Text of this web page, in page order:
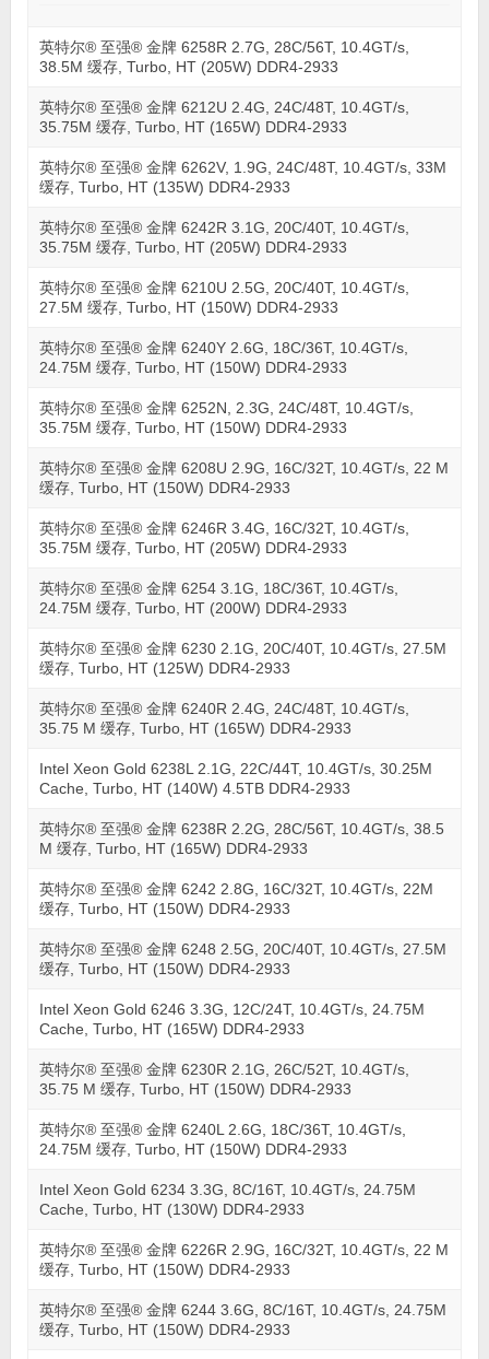
英特尔® 至强® 金牌 6258R 2.7G, 28C/56T, 10.4GT/s,
38.5M 缓存, Turbo, HT (205W) DDR4-2933
英特尔® 至强® 金牌 6212U 2.4G, 24C/48T, 10.4GT/s,
35.75M 缓存, Turbo, HT (165W) DDR4-2933
英特尔® 至强® 金牌 6262V, 1.9G, 24C/48T, 10.4GT/s, 33M
缓存, Turbo, HT (135W) DDR4-2933
英特尔® 至强® 金牌 6242R 3.1G, 20C/40T, 10.4GT/s,
35.75M 缓存, Turbo, HT (205W) DDR4-2933
英特尔® 至强® 金牌 6210U 2.5G, 20C/40T, 10.4GT/s,
27.5M 缓存, Turbo, HT (150W) DDR4-2933
英特尔® 至强® 金牌 6240Y 2.6G, 18C/36T, 10.4GT/s,
24.75M 缓存, Turbo, HT (150W) DDR4-2933
英特尔® 至强® 金牌 6252N, 2.3G, 24C/48T, 10.4GT/s,
35.75M 缓存, Turbo, HT (150W) DDR4-2933
英特尔® 至强® 金牌 6208U 2.9G, 16C/32T, 10.4GT/s, 22 M
缓存, Turbo, HT (150W) DDR4-2933
英特尔® 至强® 金牌 6246R 3.4G, 16C/32T, 10.4GT/s,
35.75M 缓存, Turbo, HT (205W) DDR4-2933
英特尔® 至强® 金牌 6254 3.1G, 18C/36T, 10.4GT/s,
24.75M 缓存, Turbo, HT (200W) DDR4-2933
英特尔® 至强® 金牌 6230 2.1G, 20C/40T, 10.4GT/s, 27.5M
缓存, Turbo, HT (125W) DDR4-2933
英特尔® 至强® 金牌 6240R 2.4G, 24C/48T, 10.4GT/s,
35.75 M 缓存, Turbo, HT (165W) DDR4-2933
Intel Xeon Gold 6238L 2.1G, 22C/44T, 10.4GT/s, 30.25M
Cache, Turbo, HT (140W) 4.5TB DDR4-2933
英特尔® 至强® 金牌 6238R 2.2G, 28C/56T, 10.4GT/s, 38.5
M 缓存, Turbo, HT (165W) DDR4-2933
英特尔® 至强® 金牌 6242 2.8G, 16C/32T, 10.4GT/s, 22M
缓存, Turbo, HT (150W) DDR4-2933
英特尔® 至强® 金牌 6248 2.5G, 20C/40T, 10.4GT/s, 27.5M
缓存, Turbo, HT (150W) DDR4-2933
Intel Xeon Gold 6246 3.3G, 12C/24T, 10.4GT/s, 24.75M
Cache, Turbo, HT (165W) DDR4-2933
英特尔® 至强® 金牌 6230R 2.1G, 26C/52T, 10.4GT/s,
35.75 M 缓存, Turbo, HT (150W) DDR4-2933
英特尔® 至强® 金牌 6240L 2.6G, 18C/36T, 10.4GT/s,
24.75M 缓存, Turbo, HT (150W) DDR4-2933
Intel Xeon Gold 6234 3.3G, 8C/16T, 10.4GT/s, 24.75M
Cache, Turbo, HT (130W) DDR4-2933
英特尔® 至强® 金牌 6226R 2.9G, 16C/32T, 10.4GT/s, 22 M
缓存, Turbo, HT (150W) DDR4-2933
英特尔® 至强® 金牌 6244 3.6G, 8C/16T, 10.4GT/s, 24.75M
缓存, Turbo, HT (150W) DDR4-2933